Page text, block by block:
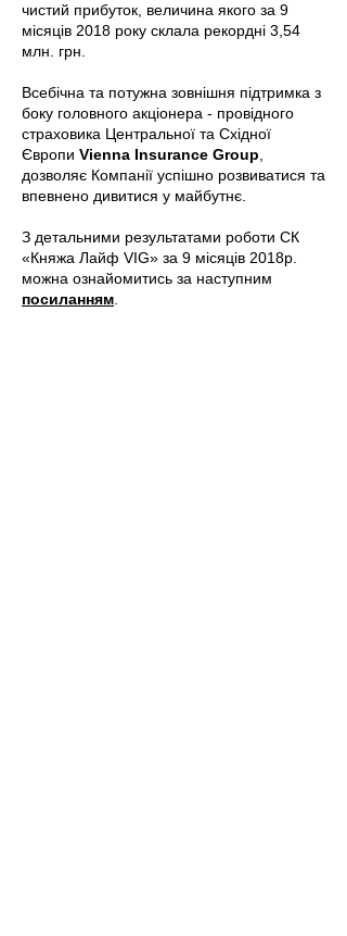
чистий прибуток, величина якого за 9
місяців 2018 року склала рекордні 3,54
млн. грн.
Всебічна та потужна зовнішня підтримка з
боку головного акціонера - провідного
страховика Центральної та Східної
Європи Vienna Insurance Group
дозволяє Компанії успішно розвиватися та
впевнено дивитися у майбутнє.
З детальними результатами роботи СК
«Княжа Лайф VIG» за 9 місяців 2018р.
можна ознайомитись за наступним
посиланням